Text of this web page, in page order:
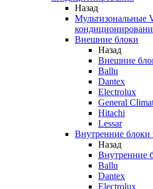
Назад
Мультизональные
Внешние блоки
Назад
Внешние
Ballu
Dantex
Electrolux
General
Hitachi
Lessar
Внутренние блоки
Назад
Внутренние
Ballu
Dantex
Electrolux